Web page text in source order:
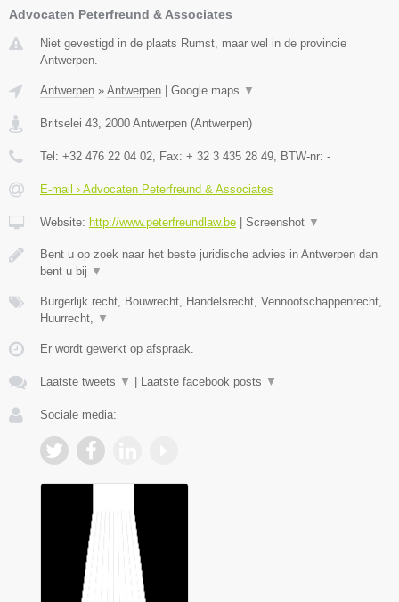
Advocaten Peterfreund & Associates
Niet gevestigd in de plaats Rumst, maar wel in de provincie
Antwerpen.
Antwerpen » Antwerpen Google maps ▼
Britselei 43, 2000 Antwerpen (Antwerpen)
Tel: +32 476 22 04 02, Fax: + 32 3 435 28 49, BTW-nr: -
E-mail › Advocaten Peterfreund & Associates
Website: http://www.peterfreundlaw.be Screenshot ▼
Bent u op zoek naar het beste juridische advies in Antwerpen dan
bent u bij ▼
Burgerlijk recht, Bouwrecht, Handelsrecht, Vennootschappenrecht,
Huurrecht, ▼
Er wordt gewerkt op afspraak.
Laatste tweets ▼ Laatste facebook posts ▼
Sociale media: